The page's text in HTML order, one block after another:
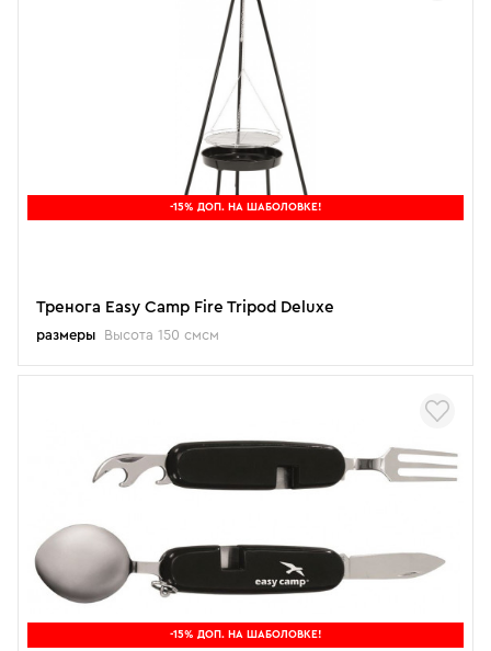
-15% ДОП. НА ШАБОЛОВКЕ!
Тренога Easy Camp Fire Tripod Deluxe
размеры Высота 150 смсм
-15% ДОП. НА ШАБОЛОВКЕ!